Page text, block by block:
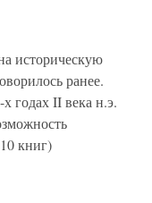
историческую
ранее.
годах II века н.э.
книг)